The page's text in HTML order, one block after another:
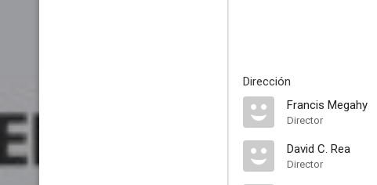
Dirección
Francis Megahy
Director
David C. Rea
Director